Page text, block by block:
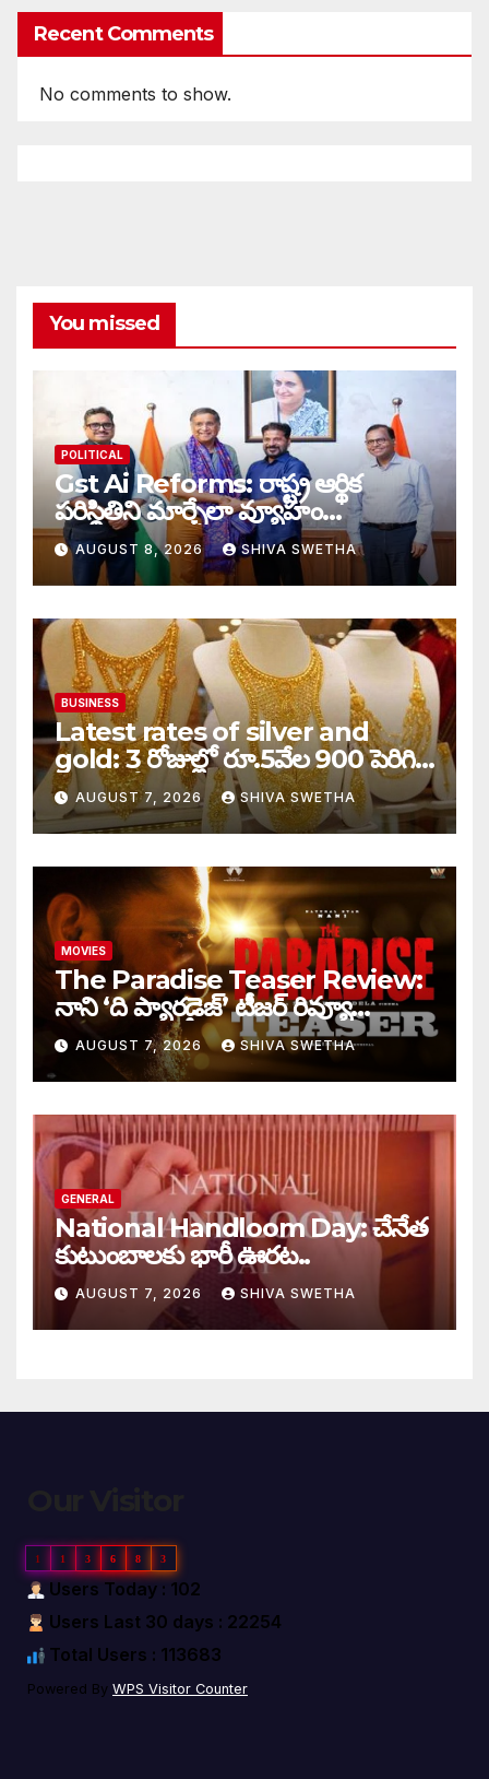
Recent Comments
No comments to show.
You missed
POLITICAL
Gst Ai Reforms: రాష్ట్ర ఆర్థిక
పరిస్థితిని మార్చేలా వ్యూహం…
AUGUST 8, 2026 SHIVA SWETHA
BUSINESS
Latest rates of silver and
gold: 3 రోజుల్లో రూ.5వేల 900 పెరిగిన
తులం గోల్డ్…
AUGUST 7, 2026 SHIVA SWETHA
MOVIES
The Paradise Teaser Review:
నాని ‘ది ప్యారడైజ్’ టీజర్ రివ్యూ…
AUGUST 7, 2026 SHIVA SWETHA
GENERAL
National Handloom Day: చేనేత
కుటుంబాలకు భారీ ఊరట..
AUGUST 7, 2026 SHIVA SWETHA
1 1 3 6 8 3
Users Today : 102
Users Last 30 days : 22254
Total Users : 113683
Powered By WPS Visitor Counter